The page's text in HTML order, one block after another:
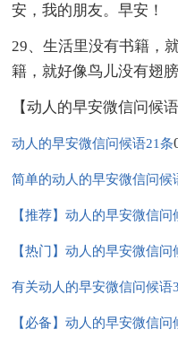
安，我的朋友。早安！
29、生活里没有书籍，
籍，就好像鸟儿没有翅
【动人的早安微信问候
动人的早安微信问候语21条
简单的动人的早安微信问候
【推荐】动人的早安微信问
【热门】动人的早安微信问
有关动人的早安微信问候语
【必备】动人的早安微信问